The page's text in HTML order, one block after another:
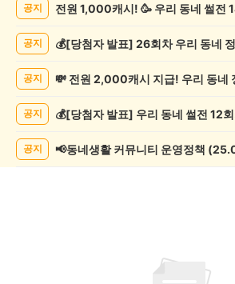
록
공지 전원 1,000캐시! 🥳 우리 동네 썰전
공지
공지
공지
공지 📢동네생활 커뮤니티 운영정책